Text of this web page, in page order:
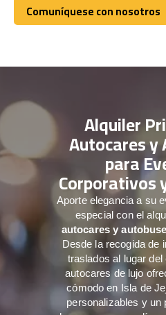
Comuníquese con nosotros
Comuníquese con nosotros
Alquiler
Autocares y
para
Corporativos
Aporte elegancia a su
especial con el
autocares y
Desde la recogida de
traslados al lugar
autocares de lujo
cómodo en Isla de
personalizables y un